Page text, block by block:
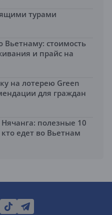
турами
Вьетнаму: стоимость
и прайс на
на лотерею Green
для граждан
полезные 10
кто едет во Вьетнам